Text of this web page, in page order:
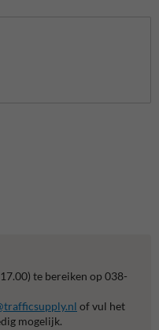
te bereiken op 038-
of vul het
mogelijk.